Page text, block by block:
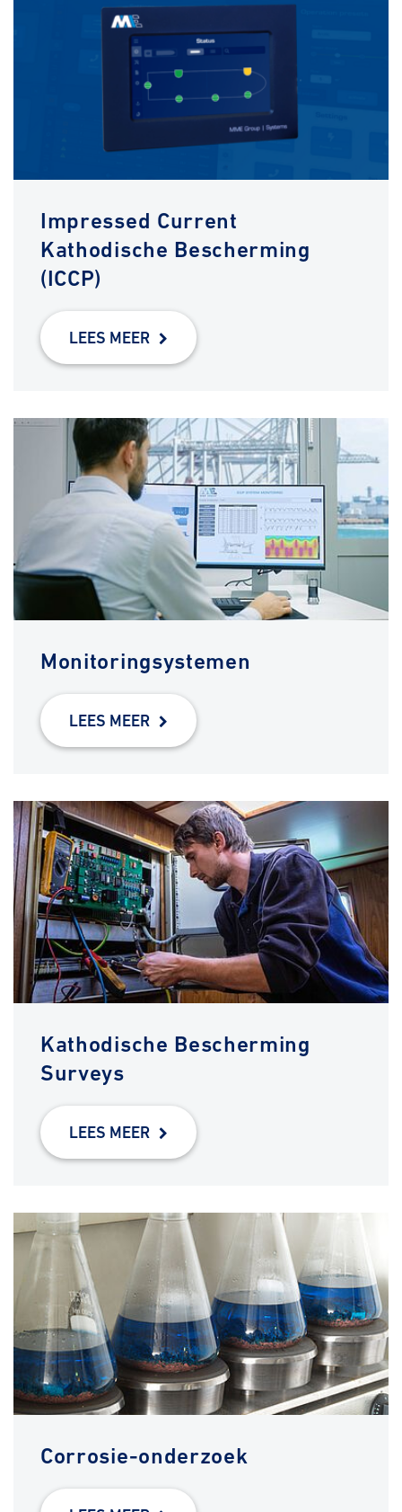
Impressed Current
Kathodische Bescherming
(ICCP)
LEES MEER
Monitoringsystemen
LEES MEER
Kathodische Bescherming
Surveys
LEES MEER
Corrosie-onderzoek